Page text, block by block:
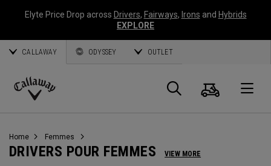
Elyte Price Drop across Drivers, Fairways, Irons and Hybrids
EXPLORE
CALLAWAY ODYSSEY OUTLET
Callaway
Panier
Home Femmes
DRIVERS POUR FEMMES VIEW MORE